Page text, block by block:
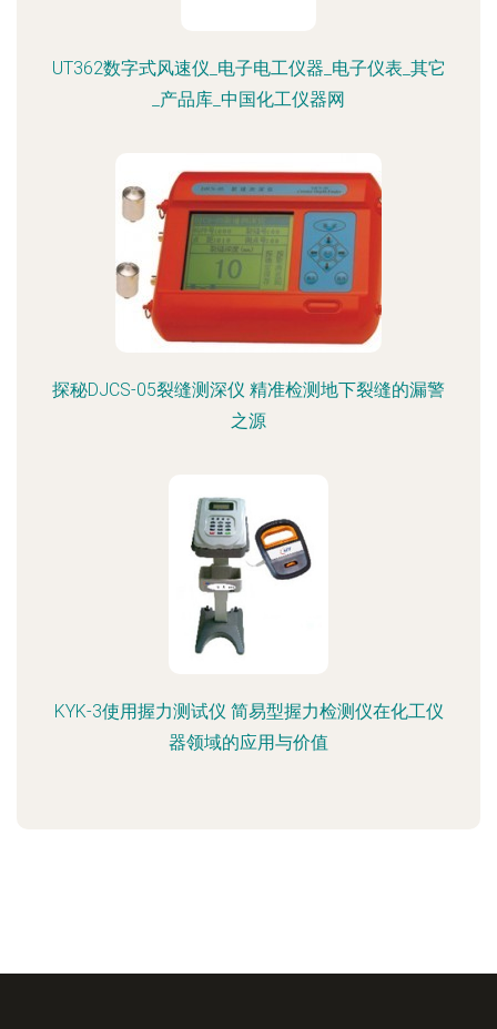
UT362数字式风速仪_电子电工仪器_电子仪表_其它
_产品库_中国化工仪器网
探秘DJCS-05裂缝测深仪 精准检测地下裂缝的漏警
之源
KYK-3使用握力测试仪 简易型握力检测仪在化工仪
器领域的应用与价值